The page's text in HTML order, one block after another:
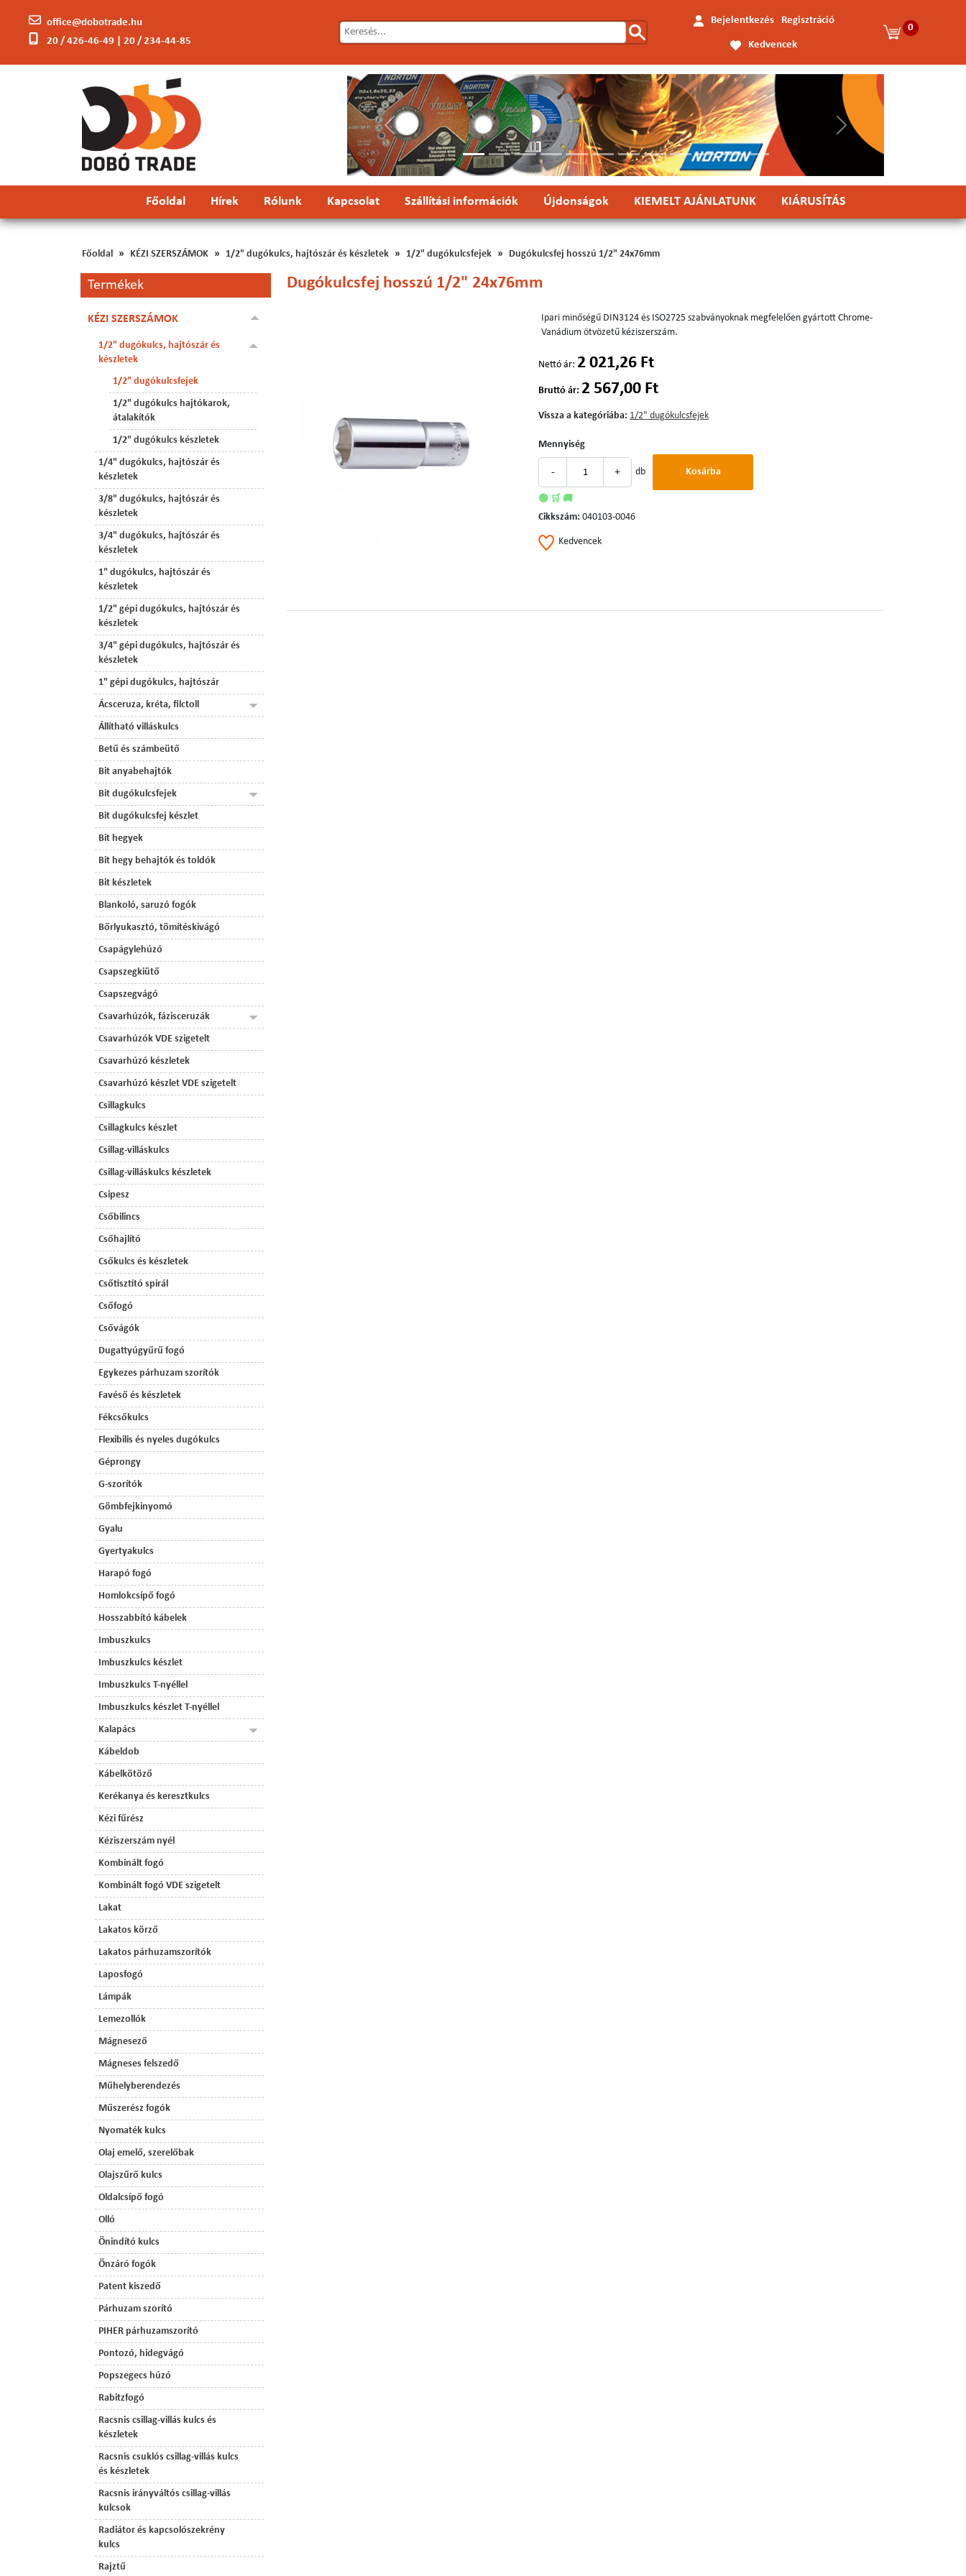
office@dobotrade.hu
20 / 426-46-49 | 20 / 234-44-85
Bejelentkezés Regisztráció
Kedvencek
0
Előző Következő
Főoldal Hírek Rólunk Kapcsolat Szállítási információk Újdonságok KIEMELT AJÁNLATUNK KIÁRUSÍTÁS
Főoldal KÉZI SZERSZÁMOK 1/2" dugókulcs, hajtószár és készletek 1/2" dugókulcsfejek Dugókulcsfej hosszú 1/2" 24x76mm
Termékek
KÉZI SZERSZÁMOK
1/2" dugókulcs, hajtószár és
készletek
1/2" dugókulcsfejek
1/2" dugókulcs hajtókarok,
átalakítók
1/2" dugókulcs készletek
1/4" dugókulcs, hajtószár és
készletek
3/8" dugókulcs, hajtószár és
készletek
3/4" dugókulcs, hajtószár és
készletek
1" dugókulcs, hajtószár és
készletek
1/2" gépi dugókulcs, hajtószár és
készletek
3/4" gépi dugókulcs, hajtószár és
készletek
1" gépi dugókulcs, hajtószár
Ácsceruza, kréta, filctoll
Állítható villáskulcs
Betű és számbeütő
Bit anyabehajtók
Bit dugókulcsfejek
Bit dugókulcsfej készlet
Bit hegyek
Bit hegy behajtók és toldók
Bit készletek
Blankoló, saruzó fogók
Bőrlyukasztó, tömítéskivágó
Csapágylehúzó
Csapszegkiütő
Csapszegvágó
Csavarhúzók, fázisceruzák
Csavarhúzók VDE szigetelt
Csavarhúzó készletek
Csavarhúzó készlet VDE szigetelt
Csillagkulcs
Csillagkulcs készlet
Csillag-villáskulcs
Csillag-villáskulcs készletek
Csipesz
Csőbilincs
Csőhajlító
Csőkulcs és készletek
Csőtisztító spirál
Csőfogó
Csővágók
Dugattyúgyűrű fogó
Egykezes párhuzam szorítók
Favéső és készletek
Fékcsőkulcs
Flexibilis és nyeles dugókulcs
Géprongy
G-szorítók
Gömbfejkinyomó
Gyalu
Gyertyakulcs
Harapó fogó
Homlokcsípő fogó
Hosszabbító kábelek
Imbuszkulcs
Imbuszkulcs készlet
Imbuszkulcs T-nyéllel
Imbuszkulcs készlet T-nyéllel
Kalapács
Kábeldob
Kábelkötöző
Kerékanya és keresztkulcs
Kézi fűrész
Kéziszerszám nyél
Kombinált fogó
Kombinált fogó VDE szigetelt
Lakat
Lakatos körző
Lakatos párhuzamszorítók
Laposfogó
Lámpák
Lemezollók
Mágnesező
Mágneses felszedő
Műhelyberendezés
Műszerész fogók
Nyomaték kulcs
Olaj emelő, szerelőbak
Olajszűrő kulcs
Oldalcsípő fogó
Olló
Önindító kulcs
Önzáró fogók
Patent kiszedő
Párhuzam szorító
PIHER párhuzamszorító
Pontozó, hidegvágó
Popszegecs húzó
Rabitzfogó
Racsnis csillag-villás kulcs és
készletek
Racsnis csuklós csillag-villás kulcs
és készletek
Racsnis irányváltós csillag-villás
kulcsok
Radiátor és kapcsolószekrény
kulcs
Rajztű
Dugókulcsfej hosszú 1/2" 24x76mm
Ipari minőségű DIN3124 és ISO2725 szabványoknak megfelelően gyártott Chrome-
Vanádium ötvözetű kéziszerszám.
Nettó ár: 2 021,26 Ft
Bruttó ár: 2 567,00 Ft
Vissza a kategóriába: 1/2" dugókulcsfejek
Mennyiség
- + db Kosárba
🟢 🛒 🚚
Cikkszám: 040103-0046
Kedvencek